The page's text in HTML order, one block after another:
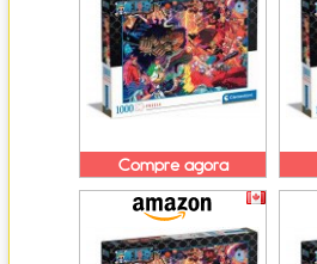
Compre agora